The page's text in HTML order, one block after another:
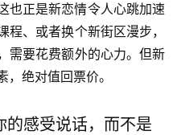
也正是新恋情令人心跳加速
、或者换个新街区漫步，
需要花费额外的心力。但新
绝对值回票价。
的感受说话，而不是